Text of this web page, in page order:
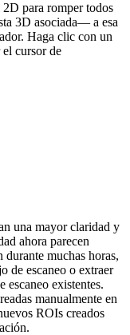
para romper todos
3D asociada— a esa
Haga clic con un
cursor de
una mayor claridad y
ahora parecen
durante muchas horas,
de escaneo o extraer
escaneo existentes.
manualmente en
ROIs creados